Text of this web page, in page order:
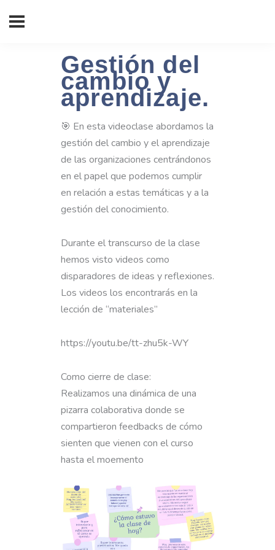
Gestión del
cambio y
aprendizaje.
🎯 En esta videoclase abordamos la
gestión del cambio y el aprendizaje
de las organizaciones centrándonos
en el papel que podemos cumplir
en relación a estas temáticas y a la
gestión del conocimiento.
Durante el transcurso de la clase
hemos visto videos como
disparadores de ideas y reflexiones.
Los videos los encontrarás en la
lección de “materiales”
https://youtu.be/tt-zhu5k-WY
Como cierre de clase:
Realizamos una dinámica de una
pizarra colaborativa donde se
compartieron feedbacks de cómo
sienten que vienen con el curso
hasta el moemento